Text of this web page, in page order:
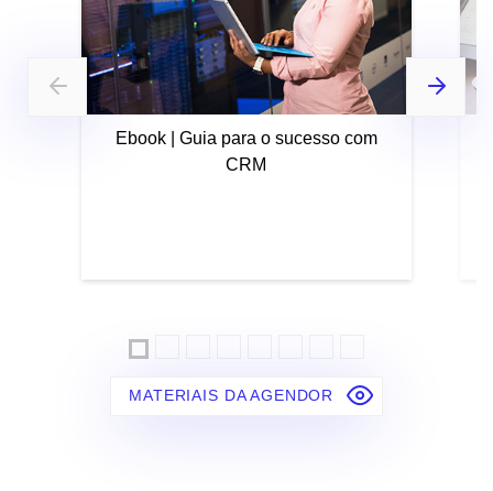
Ebook | Guia para o sucesso com
CRM
MATERIAIS DA AGENDOR